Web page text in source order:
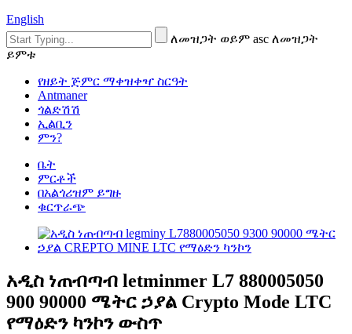
English
ለመዝጋት ወይም asc ለመዝጋት
ይምቱ
የዘይት ጅምር ማቀዝቀዣ ስርዓት
Antmaner
ጎልድሽሽ
ኢልቢን
ምን?
ቤት
ምርቶች
በአልጎሪዝም ይግዙ
ቁርጥራጭ
አዲስ ነጠብጣብ letminmer L7 880005050
900 90000 ሜትር ኃያል Crypto Mode LTC
የማዕድን ካንኮን ውስጥ